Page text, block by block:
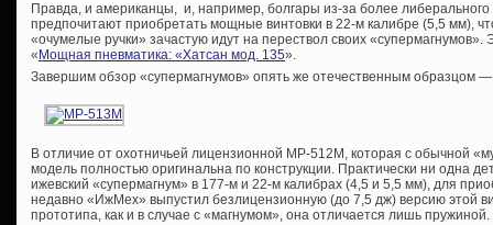
Правда, и американцы, и, например, болгары из-за более либерального
предпочитают приобретать мощные винтовки в 22-м калибре (5,5 мм),
«очумелые ручки» зачастую идут на перествол своих «супермагнумов».
« Мощная пневматика: «Хатсан мод. 135».
Завершим обзор «супермагнумов» опять же отечественным образцом
В отличие от охотничьей лицензионной МР-512М, которая с обычной
модель полностью оригинальна по конструкции. Практически ни одна
ижевский «супермагнум» в 177-м и 22-м калибрах (4,5 и 5,5 мм), для
недавно «ИжМех» выпустил безлицензионную (до 7,5 дж) версию этой
прототипа, как и в случае с «магнумом», она отличается лишь пружиной.